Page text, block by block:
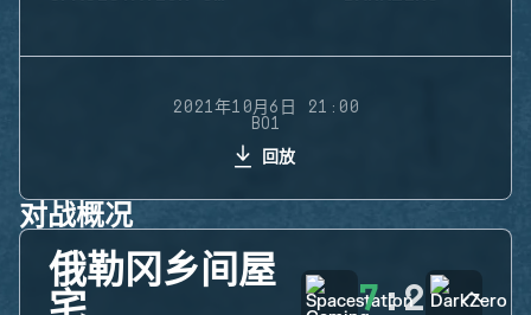
2021年10月6日 21:00
BO1
回放
对战概况
俄勒冈乡间屋
宅
7:2